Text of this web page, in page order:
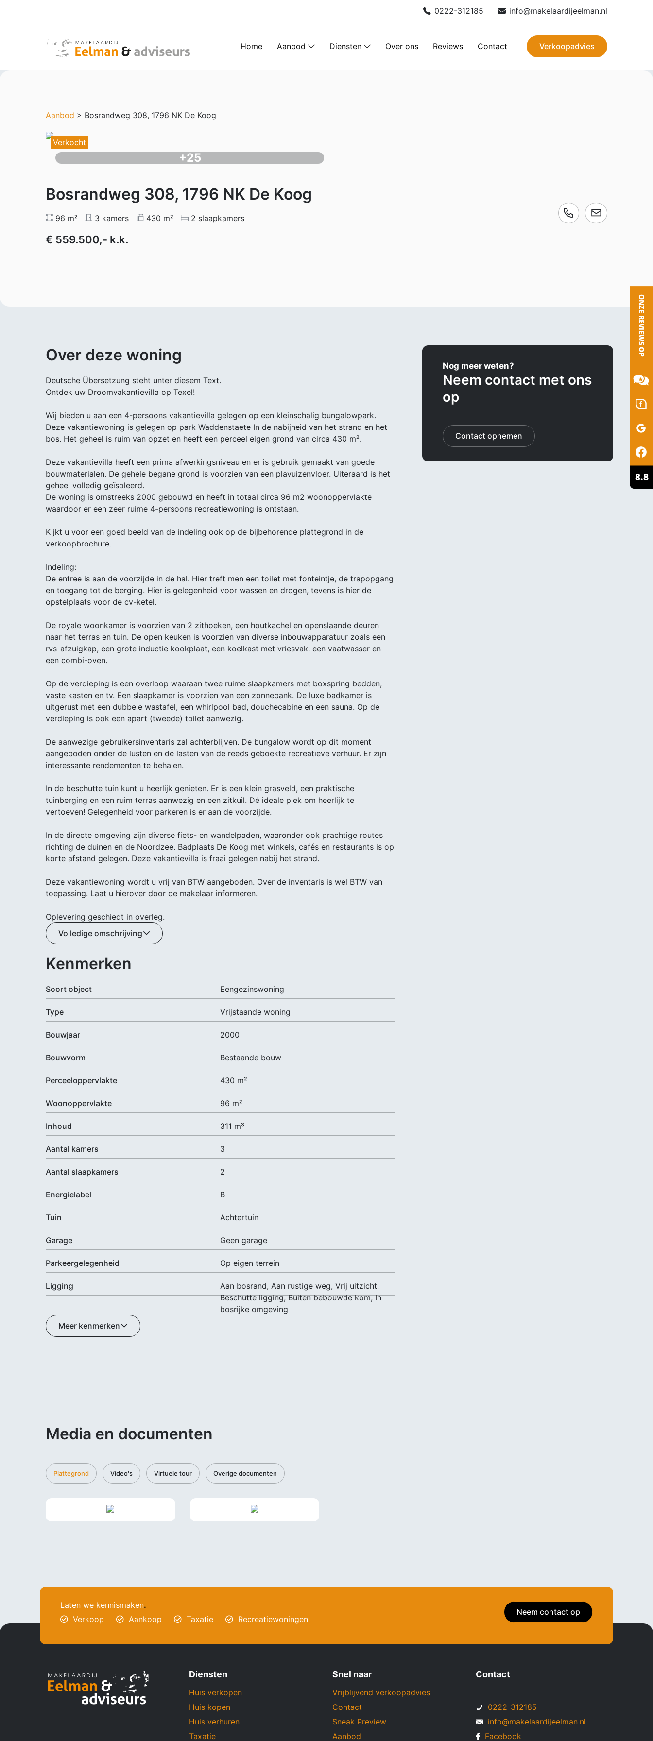
0222-312185 info@makelaardijeelman.nl
Home Aanbod Diensten Over ons Reviews Contact Verkoopadvies
Aanbod > Bosrandweg 308, 1796 NK De Koog
Verkocht
+25
Bosrandweg 308, 1796 NK De Koog
96 m² 3 kamers 430 m² 2 slaapkamers
€ 559.500,- k.k.
Over deze woning
Deutsche Übersetzung steht unter diesem Text.
Ontdek uw Droomvakantievilla op Texel!
Wij bieden u aan een 4-persoons vakantievilla gelegen op een kleinschalig bungalowpark.
Deze vakantiewoning is gelegen op park Waddenstaete In de nabijheid van het strand en het
bos. Het geheel is ruim van opzet en heeft een perceel eigen grond van circa 430 m².
Deze vakantievilla heeft een prima afwerkingsniveau en er is gebruik gemaakt van goede
bouwmaterialen. De gehele begane grond is voorzien van een plavuizenvloer. Uiteraard is het
geheel volledig geïsoleerd.
De woning is omstreeks 2000 gebouwd en heeft in totaal circa 96 m2 woonoppervlakte
waardoor er een zeer ruime 4-persoons recreatiewoning is ontstaan.
Kijkt u voor een goed beeld van de indeling ook op de bijbehorende plattegrond in de
verkoopbrochure.
Indeling:
De entree is aan de voorzijde in de hal. Hier treft men een toilet met fonteintje, de trapopgang
en toegang tot de berging. Hier is gelegenheid voor wassen en drogen, tevens is hier de
opstelplaats voor de cv-ketel.
De royale woonkamer is voorzien van 2 zithoeken, een houtkachel en openslaande deuren
naar het terras en tuin. De open keuken is voorzien van diverse inbouwapparatuur zoals een
rvs-afzuigkap, een grote inductie kookplaat, een koelkast met vriesvak, een vaatwasser en
een combi-oven.
Op de verdieping is een overloop waaraan twee ruime slaapkamers met boxspring bedden,
vaste kasten en tv. Een slaapkamer is voorzien van een zonnebank. De luxe badkamer is
uitgerust met een dubbele wastafel, een whirlpool bad, douchecabine en een sauna. Op de
verdieping is ook een apart (tweede) toilet aanwezig.
De aanwezige gebruikersinventaris zal achterblijven. De bungalow wordt op dit moment
aangeboden onder de lusten en de lasten van de reeds geboekte recreatieve verhuur. Er zijn
interessante rendementen te behalen.
In de beschutte tuin kunt u heerlijk genieten. Er is een klein grasveld, een praktische
tuinberging en een ruim terras aanwezig en een zitkuil. Dé ideale plek om heerlijk te
vertoeven! Gelegenheid voor parkeren is er aan de voorzijde.
In de directe omgeving zijn diverse fiets- en wandelpaden, waaronder ook prachtige routes
richting de duinen en de Noordzee. Badplaats De Koog met winkels, cafés en restaurants is op
korte afstand gelegen. Deze vakantievilla is fraai gelegen nabij het strand.
Deze vakantiewoning wordt u vrij van BTW aangeboden. Over de inventaris is wel BTW van
toepassing. Laat u hierover door de makelaar informeren.
Oplevering geschiedt in overleg.
Volledige omschrijving
Kenmerken
Soort object Eengezinswoning
Type Vrijstaande woning
Bouwjaar 2000
Bouwvorm Bestaande bouw
Perceeloppervlakte 430 m²
Woonoppervlakte 96 m²
Inhoud 311 m³
Aantal kamers 3
Aantal slaapkamers 2
Energielabel B
Tuin Achtertuin
Garage Geen garage
Parkeergelegenheid Op eigen terrein
Ligging
Aan bosrand, Aan rustige weg, Vrij uitzicht,
Beschutte ligging, Buiten bebouwde kom, In
bosrijke omgeving
Meer kenmerken
Nog meer weten?
Neem contact met ons
op
Contact opnemen
Media en documenten
Plattegrond Video's Virtuele tour Overige documenten
Laten we kennismaken.
Verkoop
Aankoop Taxatie Recreatiewoningen
Neem contact op
Diensten
Huis verkopen
Huis kopen
Huis verhuren
Taxatie
Snel naar
Vrijblijvend verkoopadvies
Contact
Sneak Preview
Aanbod
Contact
0222-312185
info@makelaardijeelman.nl
Facebook